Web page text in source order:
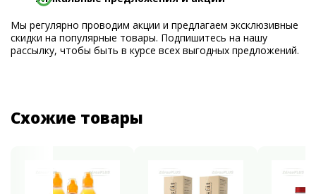
Мы регулярно проводим акции и предлагаем эксклюзивные
скидки на популярные товары. Подпишитесь на нашу
рассылку, чтобы быть в курсе всех выгодных предложений.
Схожие товары